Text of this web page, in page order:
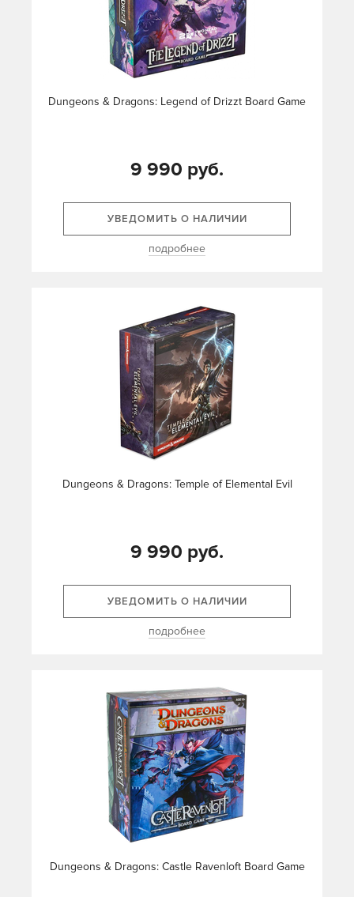
Dungeons & Dragons: Legend of Drizzt Board Game
9 990 руб.
УВЕДОМИТЬ О НАЛИЧИИ
подробнее
Dungeons & Dragons: Temple of Elemental Evil
9 990 руб.
УВЕДОМИТЬ О НАЛИЧИИ
подробнее
Dungeons & Dragons: Castle Ravenloft Board Game